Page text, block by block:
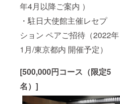
年4月以降ご案内 ）
・駐日大使館主催レセプ
ション ペアご招待（2022年
1月/東京都内 開催予定）
[500,000円コース（限定5
名）]